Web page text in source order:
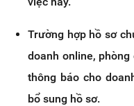
Trường hợp hồ sơ
doanh online,
thông báo cho
bổ sung hồ sơ.